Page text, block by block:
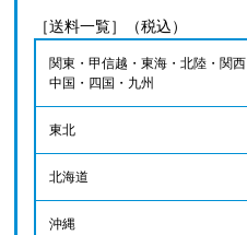
［送料一覧］（税込）
関東・甲信越・東海・北陸・関西
中国・四国・九州
東北
北海道
沖縄